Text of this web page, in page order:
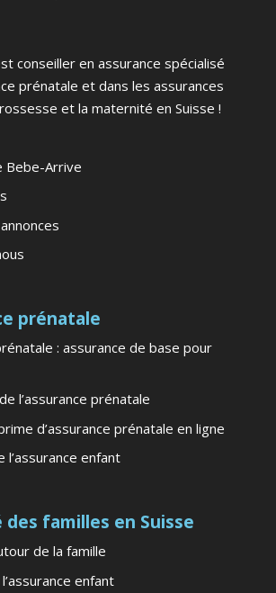
conseiller en assurance spécialisé
prénatale et dans les assurances
et la maternité en Suisse !
Bebe-Arrive
prénatale
: assurance de base pour
l’assurance prénatale
d’assurance prénatale en ligne
l’assurance enfant
des familles en Suisse
de la famille
enfant